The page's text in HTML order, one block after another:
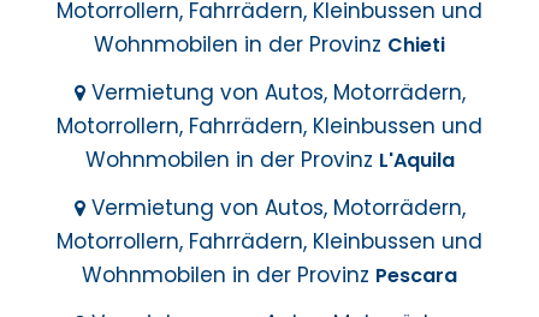
Motorrollern, Fahrrädern, Kleinbussen und
Wohnmobilen in der Provinz Chieti
Vermietung von Autos, Motorrädern,
Motorrollern, Fahrrädern, Kleinbussen und
Wohnmobilen in der Provinz L'Aquila
Vermietung von Autos, Motorrädern,
Motorrollern, Fahrrädern, Kleinbussen und
Wohnmobilen in der Provinz Pescara